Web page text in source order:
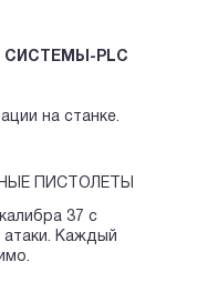
PLC
на станке.
ПИСТОЛЕТЫ
37 с
атаки. Каждый